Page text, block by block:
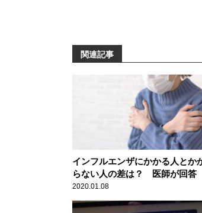
関連記事
インフルエンザにかかる人とか
らない人の差は？ 医師が回答
2020.01.08